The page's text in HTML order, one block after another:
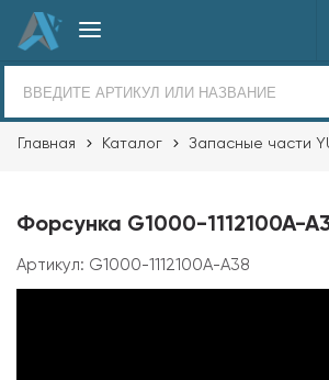
Главная Каталог Запасные части
Форсунка G1000-1112100A-
Артикул: G1000-1112100A-A38